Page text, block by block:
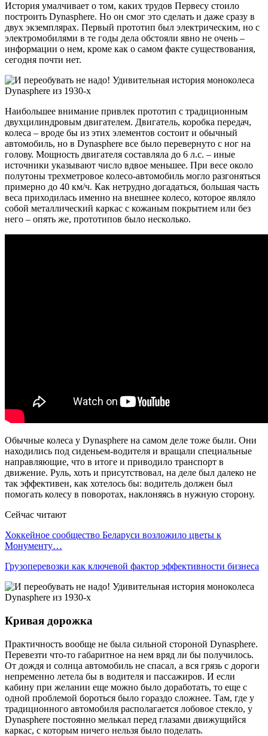
История умалчивает о том, каких трудов Первесу стоило
построить Dynasphere. Но он смог это сделать и даже сразу в
двух экземплярах. Первый прототип был электрическим, но с
электромобилями в те годы дела обстояли явно не очень –
информации о нем, кроме как о самом факте существования,
сегодня почти нет.
Наибольшее внимание привлек прототип с традиционным
двухцилиндровым двигателем. Двигатель, коробка передач,
колеса – вроде бы из этих элементов состоит и обычный
автомобиль, но в Dynasphere все было перевернуто с ног на
голову. Мощность двигателя составляла до 6 л.с. – иные
источники указывают число вдвое меньшее. При весе около
полутоны трехметровое колесо-автомобиль могло разгоняться
примерно до 40 км/ч. Как нетрудно догадаться, большая часть
веса приходилась именно на внешнее колесо, которое являло
собой металлический каркас с кожаным покрытием или без
него – опять же, прототипов было несколько.
Обычные колеса у Dynasphere на самом деле тоже были. Они
находились под сиденьем-водителя и вращали специальные
направляющие, что в итоге и приводило транспорт в
движение. Руль, хоть и присутствовал, на деле был далеко не
так эффективен, как хотелось бы: водитель должен был
помогать колесу в поворотах, наклоняясь в нужную сторону.
Сейчас читают
Хоккейное сообщество Беларуси возложило цветы к
Монументу…
Грузоперевозки как ключевой фактор эффективности бизнеса
Кривая дорожка
Практичность вообще не была сильной стороной Dynasphere.
Перевезти что-то габаритное на нем вряд ли бы получилось.
От дождя и солнца автомобиль не спасал, а вся грязь с дороги
непременно летела бы в водителя и пассажиров. И если
кабину при желании еще можно было доработать, то еще с
одной проблемой бороться было гораздо сложнее. Там, где у
традиционного автомобиля располагается лобовое стекло, у
Dynasphere постоянно мелькал перед глазами движущийся
каркас, с которым ничего нельзя было поделать.